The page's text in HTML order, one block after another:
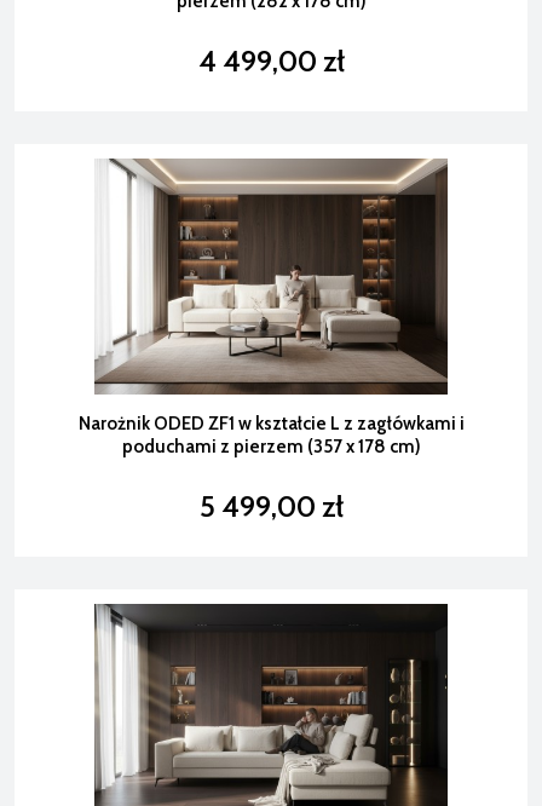
4 499,00 zł
Narożnik ODED ZF1 w kształcie L z zagłówkami i
poduchami z pierzem (357 x 178 cm)
5 499,00 zł